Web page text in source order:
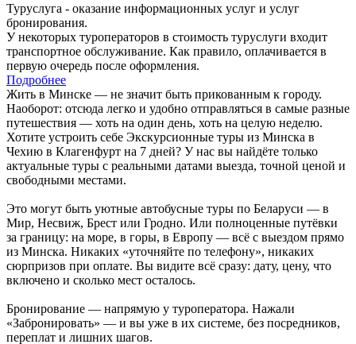
Туруслуга - оказание информационных услуг и услуг
бронирования.
У некоторых туроператоров в стоимость туруслуги входит
транспортное обслуживание. Как правило, оплачивается в
первую очередь после оформления.
Подробнее
Жить в Минске — не значит быть прикованным к городу.
Наоборот: отсюда легко и удобно отправляться в самые разные
путешествия — хоть на один день, хоть на целую неделю.
Хотите устроить себе Экскурсионные туры из Минска в
Чехию в Клагенфурт на 7 дней? У нас вы найдёте только
актуальные туры с реальными датами выезда, точной ценой и
свободными местами.
Это могут быть уютные автобусные туры по Беларуси — в
Мир, Несвиж, Брест или Гродно. Или полноценные путёвки
за границу: на море, в горы, в Европу — всё с выездом прямо
из Минска. Никаких «уточняйте по телефону», никаких
сюрпризов при оплате. Вы видите всё сразу: дату, цену, что
включено и сколько мест осталось.
Бронирование — напрямую у туроператора. Нажали
«Забронировать» — и вы уже в их системе, без посредников,
переплат и лишних шагов.